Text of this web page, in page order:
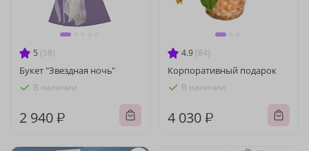
5 (58)
Букет "Звездная ночь"
В наличии
2 940 ₽
4.9 (84)
Корпоративный подарок
В наличии
4 030 ₽